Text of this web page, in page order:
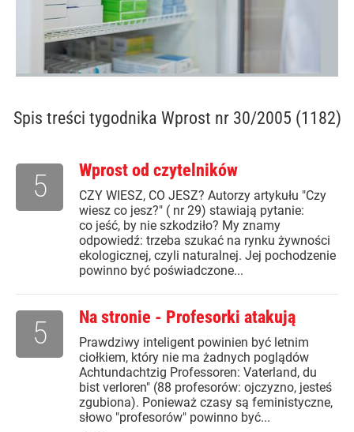
Spis treści tygodnika Wprost nr 30/2005 (1182)
Wprost od czytelników
CZY WIESZ, CO JESZ? Autorzy artykułu "Czy
wiesz co jesz?" ( nr 29) stawiają pytanie:
co jeść, by nie szkodziło? My znamy
odpowiedź: trzeba szukać na rynku żywności
ekologicznej, czyli naturalnej. Jej pochodzenie
powinno być poświadczone...
5
Na stronie - Profesorki atakują
Prawdziwy inteligent powinien być letnim
ciołkiem, który nie ma żadnych poglądów
Achtundachtzig Professoren: Vaterland, du
bist verloren" (88 profesorów: ojczyzno, jesteś
zgubiona). Ponieważ czasy są feministyczne,
słowo "profesorów" powinno być...
5